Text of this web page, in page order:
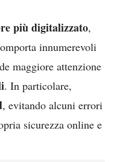
più digitalizzato,
innumerevoli
maggiore attenzione
. In particolare,
, evitando alcuni errori
sicurezza online e